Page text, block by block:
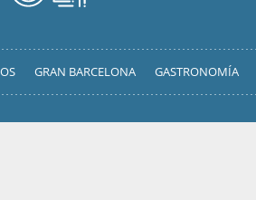
GRAN BARCELONA GASTRONOMÍA